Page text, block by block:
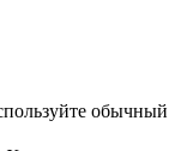
обычный